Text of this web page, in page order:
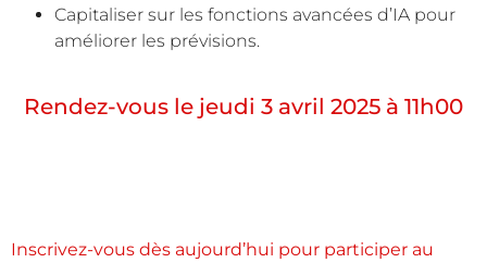
Capitaliser sur les fonctions avancées d’IA pour
améliorer les prévisions.
Rendez-vous le jeudi 3 avril 2025 à 11h00
Inscrivez-vous dès aujourd’hui pour participer au